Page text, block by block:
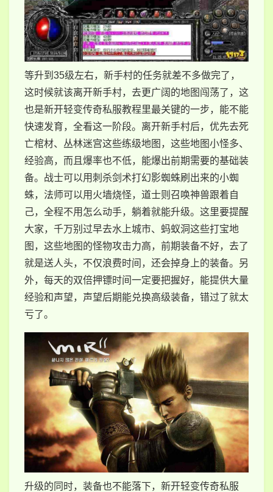
等升到35级左右，新手村的任务就差不多做完了，
这时候就该离开新手村，去更广阔的地图闯荡了，这
也是新开轻变传奇私服教程里最关键的一步，能不能
快速发育，全看这一阶段。离开新手村后，优先去死
亡棺材、丛林迷宫这些练级地图，这些地图小怪多、
经验高，而且爆率也不低，能爆出前期需要的基础装
备。战士可以用刺杀剑术打幻影蜘蛛刷出来的小蜘
蛛，法师可以用火墙烧怪，道士则召唤神兽跟着自
己，全程不用怎么动手，躺着就能升级。这里要提醒
大家，千万别过早去水上城市、蚂蚁洞这些打宝地
图，这些地图的怪物攻击力高，前期装备不好，去了
就是送人头，不仅浪费时间，还会掉身上的装备。另
外，每天的双倍押镖时间一定要把握好，能提供大量
经验和声望，声望后期能兑换高级装备，错过了就太
亏了。
升级的同时，装备也不能落下，新开轻变传奇私服